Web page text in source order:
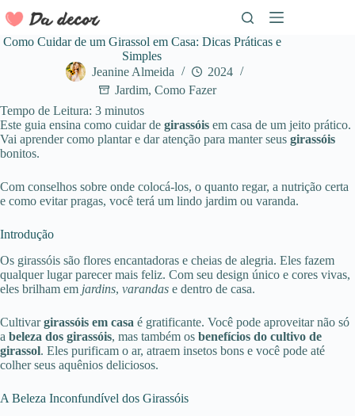
para
conteúdo
Como Cuidar de um Girassol em Casa: Dicas Práticas e
Simples
Jeanine Almeida
2024
Jardim,Como Fazer
Tempo de Leitura: 3 minutos
Este guia ensina como cuidar de girassóis em casa de um jeito prático.
Vai aprender como plantar e dar atenção para manter seus girassóis
bonitos.
Com conselhos sobre onde colocá-los, o quanto regar, a nutrição certa
e como evitar pragas, você terá um lindo jardim ou varanda.
Introdução
Os girassóis são flores encantadoras e cheias de alegria. Eles fazem
qualquer lugar parecer mais feliz. Com seu design único e cores vivas,
eles brilham em jardins, varandas e dentro de casa.
Cultivargirassóis em casa é gratificante. Você pode aproveitar não só
a beleza dos girassóis, mas também os benefícios do cultivo de
girassol. Eles purificam o ar, atraem insetos bons e você pode até
colher seus aquênios deliciosos.
A Beleza Inconfundível dos Girassóis